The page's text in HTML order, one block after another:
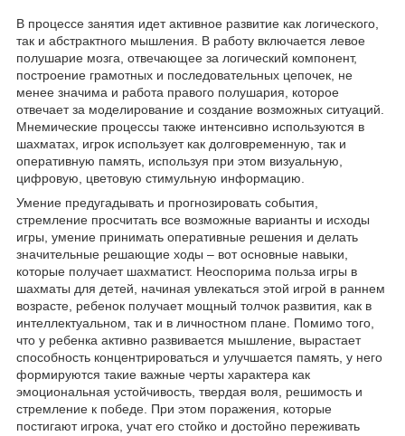
В процессе занятия идет активное развитие как логического,
так и абстрактного мышления. В работу включается левое
полушарие мозга, отвечающее за логический компонент,
построение грамотных и последовательных цепочек, не
менее значима и работа правого полушария, которое
отвечает за моделирование и создание возможных ситуаций.
Мнемические процессы также интенсивно используются в
шахматах, игрок использует как долговременную, так и
оперативную память, используя при этом визуальную,
цифровую, цветовую стимульную информацию.
Умение предугадывать и прогнозировать события,
стремление просчитать все возможные варианты и исходы
игры, умение принимать оперативные решения и делать
значительные решающие ходы – вот основные навыки,
которые получает шахматист. Неоспорима польза игры в
шахматы для детей, начиная увлекаться этой игрой в раннем
возрасте, ребенок получает мощный толчок развития, как в
интеллектуальном, так и в личностном плане. Помимо того,
что у ребенка активно развивается мышление, вырастает
способность концентрироваться и улучшается память, у него
формируются такие важные черты характера как
эмоциональная устойчивость, твердая воля, решимость и
стремление к победе. При этом поражения, которые
постигают игрока, учат его стойко и достойно переживать